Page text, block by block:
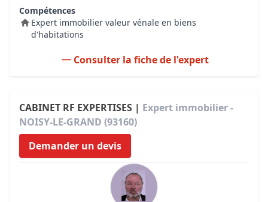
Compétences
Expert immobilier valeur vénale en biens
d'habitations
Consulter la fiche de l'expert
CABINET RF EXPERTISES | Expert immobilier -
NOISY-LE-GRAND (93160)
Demander un devis